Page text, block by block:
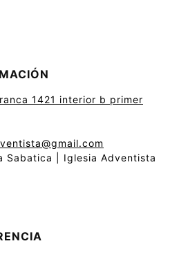
1421 interior b primer
Sabatica | Iglesia Adventista